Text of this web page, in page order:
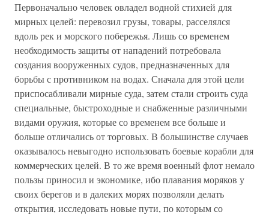
Первоначально человек овладел водной стихией для
мирных целей: перевозил грузы, товары, расселялся
вдоль рек и морского побережья. Лишь со временем
необходимость защиты от нападений потребовала
создания вооруженных судов, предназначенных для
борьбы с противником на водах. Сначала для этой цели
приспосабливали мирные суда, затем стали строить суда
специальные, быстроходные и снабженные различными
видами оружия, которые со временем все больше и
больше отличались от торговых. В большинстве случаев
оказывалось невыгодно использовать боевые корабли для
коммерческих целей. В то же время военный флот немало
пользы приносил и экономике, ибо плавания моряков у
своих берегов и в далеких морях позволяли делать
открытия, исследовать новые пути, по которым со